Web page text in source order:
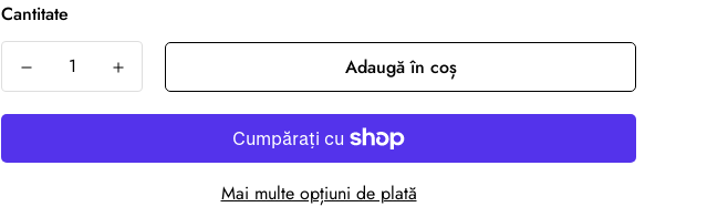
Cantitate
Adaugă în coș
Mai multe opțiuni de plată